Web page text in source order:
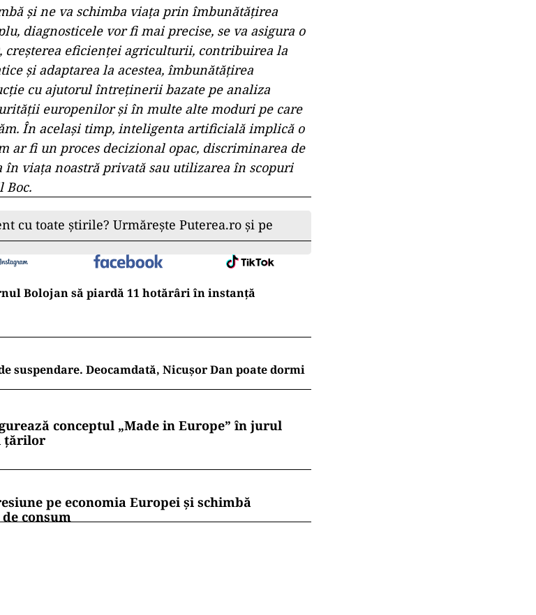
și ne va schimba viața prin îmbunătățirea
diagnosticele vor fi mai precise, se va asigura o
creșterea eficienței agriculturii, contribuirea la
și adaptarea la acestea, îmbunătățirea
cu ajutorul întreținerii bazate pe analiza
europenilor și în multe alte moduri pe care
În același timp, inteligenta artificială implică o
ar fi un proces decizional opac, discriminarea de
viața noastră privată sau utilizarea în scopuri
Boc.
cu toate știrile? Urmărește Puterea.ro și pe
Bolojan să piardă 11 hotărâri în instanță
suspendare. Deocamdată, Nicușor Dan poate dormi
conceptul „Made in Europe” în jurul
țărilor
pe economia Europei și schimbă
consum